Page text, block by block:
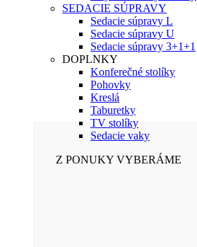
SEDACIE SÚPRAVY
Sedacie súpravy L
Sedacie súpravy U
Sedacie súpravy 3+1+1
DOPLNKY
Konferečné stolíky
Pohovky
Kreslá
Taburetky
TV stolíky
Sedacie vaky
Z PONUKY VYBERÁME